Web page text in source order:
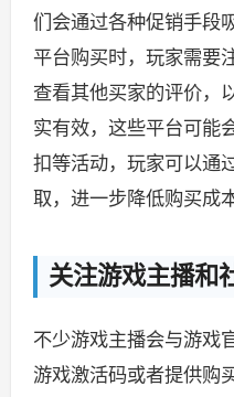
们会通过各种促销手段
平台购买时，玩家需要
查看其他买家的评价，
实有效，这些平台可能
扣等活动，玩家可以通
取，进一步降低购买成本
关注游戏主播和
不少游戏主播会与游戏
游戏激活码或者提供购